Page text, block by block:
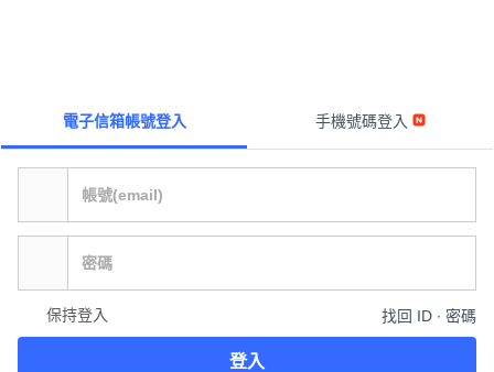
電子信箱帳號登入 手機號碼登入
保持登入 找回 ID ∙ 密碼
登入